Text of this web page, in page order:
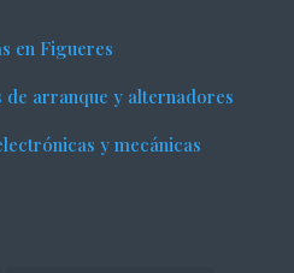
en Figueres
de arranque y alternadores
y mecánicas